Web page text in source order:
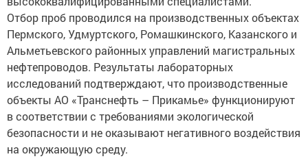
Отбор проб проводился на производственных объектах
Пермского, Удмуртского, Ромашкинского, Казанского и
Альметьевского районных управлений магистральных
нефтепроводов. Результаты лабораторных
исследований подтверждают, что производственные
объекты АО «Транснефть – Прикамье» функционируют
в соответствии с требованиями экологической
безопасности и не оказывают негативного воздействия
на окружающую среду.